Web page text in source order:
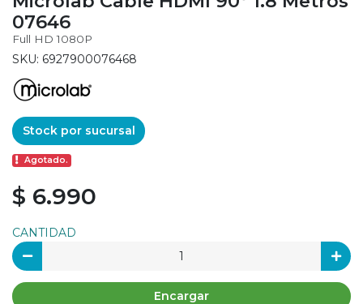
07646
Full HD 1080P
SKU: 6927900076468
Stock por sucursal
Agotado.
$ 6.990
CANTIDAD
Encargar